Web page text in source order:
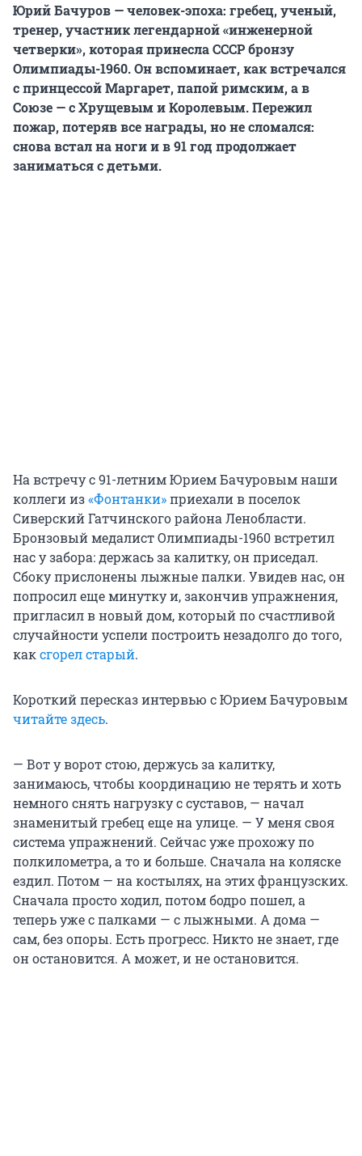
Юрий Бачуров — человек-эпоха: гребец, ученый,
тренер, участник легендарной «инженерной
четверки», которая принесла СССР бронзу
Олимпиады-1960. Он вспоминает, как встречался
с принцессой Маргарет, папой римским, а в
Союзе — с Хрущевым и Королевым. Пережил
пожар, потеряв все награды, но не сломался:
снова встал на ноги и в 91 год продолжает
заниматься с детьми.
На встречу с 91-летним Юрием Бачуровым наши
коллеги из«Фонтанки»приехали в поселок
Сиверский Гатчинского района Ленобласти.
Бронзовый медалист Олимпиады-1960 встретил
нас у забора: держась за калитку, он приседал.
Сбоку прислонены лыжные палки. Увидев нас, он
попросил еще минутку и, закончив упражнения,
пригласил в новый дом, который по счастливой
случайности успели построить незадолго до того,
каксгорел старый.
Короткий пересказ интервью с Юрием Бачуровым
читайте здесь.
— Вот у ворот стою, держусь за калитку,
занимаюсь, чтобы координацию не терять и хоть
немного снять нагрузку с суставов, — начал
знаменитый гребец еще на улице. — У меня своя
система упражнений. Сейчас уже прохожу по
полкилометра, а то и больше. Сначала на коляске
ездил. Потом — на костылях, на этих французских.
Сначала просто ходил, потом бодро пошел, а
теперь уже с палками — с лыжными. А дома —
сам, без опоры. Есть прогресс. Никто не знает, где
он остановится. А может, и не остановится.